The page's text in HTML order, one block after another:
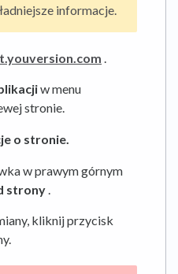
informacje.
.
w menu
stronie.
o stronie.
w prawym górnym
strony
kliknij przycisk